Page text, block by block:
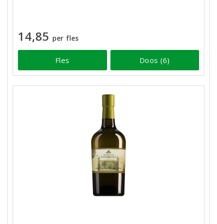
14,85 per fles
Fles Doos (6)